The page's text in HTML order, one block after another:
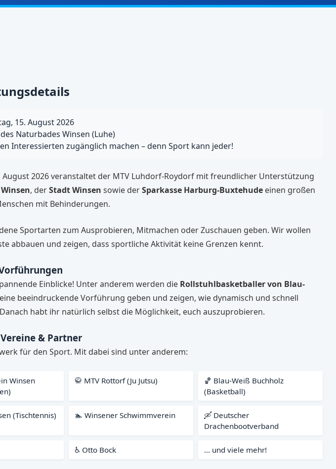
15. August 2026
Naturbades Winsen (Luhe)
Interessierten zugänglich machen – denn Sport kann jeder!
August 2026 veranstaltet der MTV Luhdorf-Roydorf mit freundlicher Unterstützung
, derStadt Winsen sowie derSparkasse Harburg-Buxtehude einen großen
mit Behinderungen.
Sportarten zum Ausprobieren, Mitmachen oder Zuschauen geben. Wir wollen
abbauen und zeigen, dass sportliche Aktivität keine Grenzen kennt.
Einblicke! Unter anderem werden die Rollstuhlbasketballer von Blau-
eine beeindruckende Vorführung geben und zeigen, wie dynamisch und schnell
habt ihr natürlich selbst die Möglichkeit, euch auszuprobieren.
& Partner
für den Sport. Mit dabei sind unter anderem:
Winsen
🥋 MTV Rottorf (Ju Jutsu)
🏀 Blau-Weiß Buchholz
(Basketball)
(Tischtennis) 🏊 Winsener Schwimmverein
🛶 Deutscher
Drachenbootverband
♿ Otto Bock ... und viele mehr!